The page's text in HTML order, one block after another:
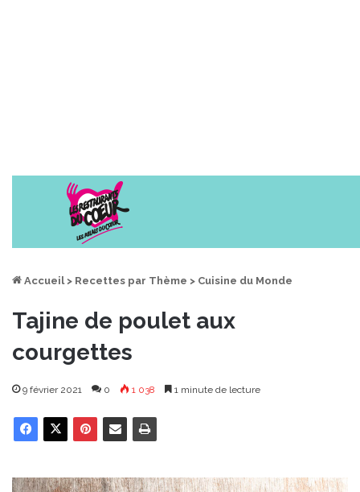
Accueil > Recettes par Thème > Cuisine du Monde
Tajine de poulet aux
courgettes
9 février 2021 0 1 038 1 minute de lecture